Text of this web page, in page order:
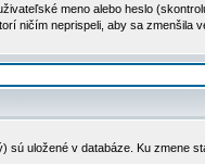
meno alebo heslo
ničím neprispeli, aby sa
sú uložené v databáze. Ku zmene